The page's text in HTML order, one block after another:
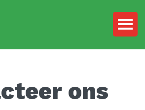
ons